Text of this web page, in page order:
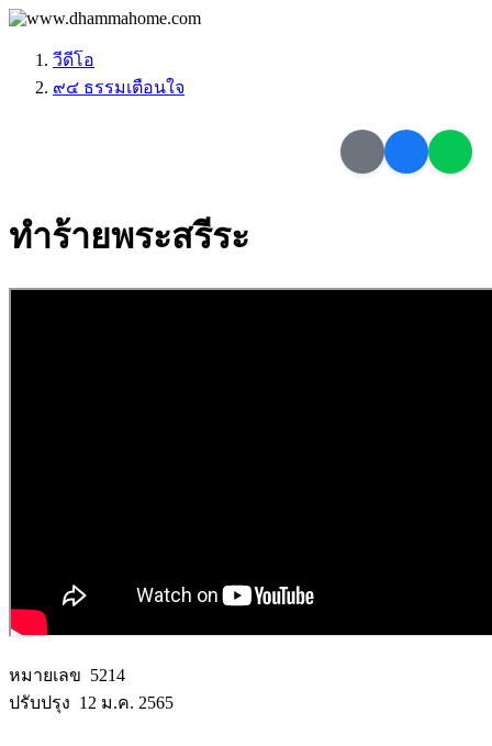
วีดีโอ
๙๔ ธรรมเตือนใจ
ทำร้ายพระสรีระ
หมายเลข 5214
ปรับปรุง 12 ม.ค. 2565